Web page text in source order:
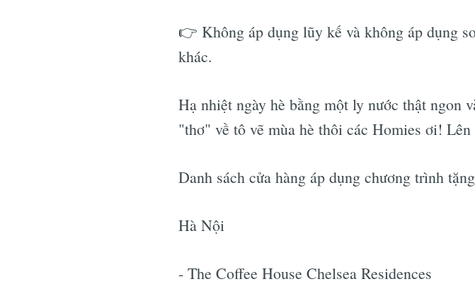
👉 Không áp dụng lũy kế và không áp dụng
khác.
Hạ nhiệt ngày hè bằng một ly nước thật ngon
"thơ" về tô vẽ mùa hè thôi các Homies ơi!
Danh sách cửa hàng áp dụng chương trình
Hà Nội
- The Coffee House Chelsea Residences